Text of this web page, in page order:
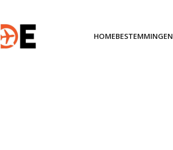
HOMEBESTEMMINGEN